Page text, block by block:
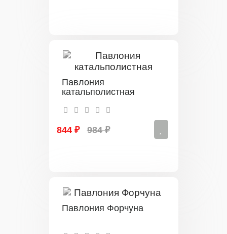
Павлония
катальполистная
844 ₽ 984 ₽
Павлония Форчуна